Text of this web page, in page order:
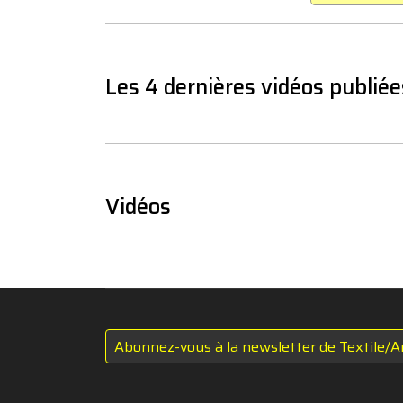
Les 4 dernières vidéos
Vidéos
Abonnez-vous à la newsletter de Textile/